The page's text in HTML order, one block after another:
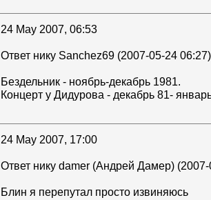
24 May 2007, 06:53
Ответ нику Sanchez69 (2007-05-24
Бездельник - ноябрь-декабрь 1981.
Концерт у Дидурова - декабрь 81-
24 May 2007, 17:00
Ответ нику damer (Андрей Дамер)
Блин я перепутал просто извиняюсь